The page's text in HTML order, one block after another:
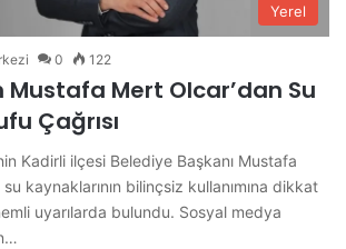
Yerel
0 122
Mustafa Mert Olcar’dan Su
Çağrısı
Kadirli ilçesi Belediye Başkanı Mustafa
kaynaklarının bilinçsiz kullanımına dikkat
uyarılarda bulundu. Sosyal medya